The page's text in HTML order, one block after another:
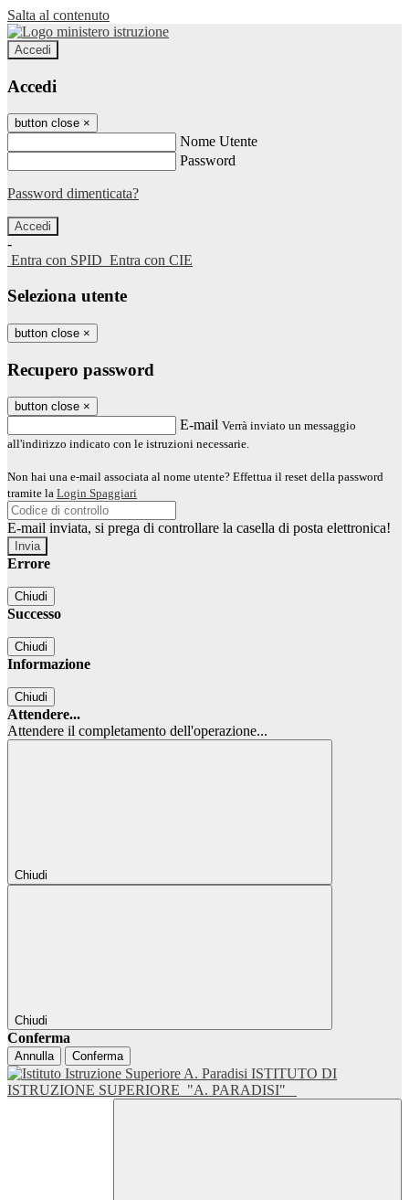
Salta al contenuto
Accedi
Accedi
button close ×
Nome Utente
Password
Password dimenticata?
-
Entra con SPID Entra con CIE
Seleziona utente
button close ×
Recupero password
button close ×
E-mail Verrà inviato un messaggio
all'indirizzo indicato con le istruzioni necessarie.
Non hai una e-mail associata al nome utente? Effettua il reset della password
tramite la Login Spaggiari
E-mail inviata, si prega di controllare la casella di posta elettronica!
Errore
Chiudi
Successo
Chiudi
Informazione
Chiudi
Attendere...
Attendere il completamento dell'operazione...
Chiudi
Chiudi
Conferma
Annulla Conferma
ISTITUTO DI
ISTRUZIONE SUPERIORE "A. PARADISI"